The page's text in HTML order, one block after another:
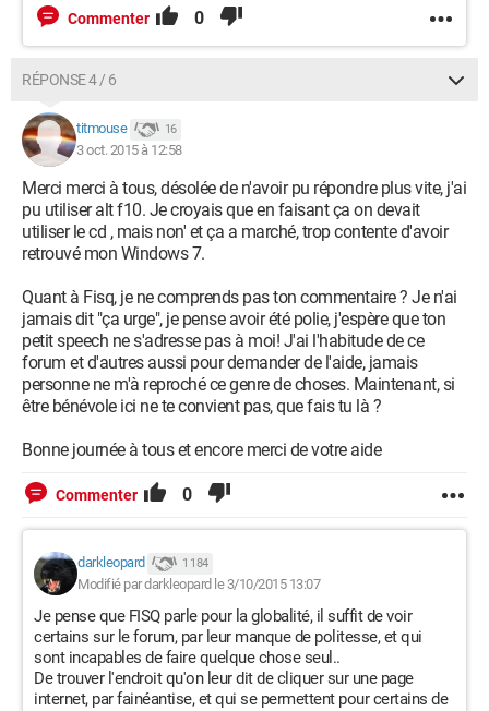
Commenter 0
RÉPONSE 4 / 6
titmouse 16
3 oct. 2015 à 12:58
Merci merci à tous, désolée de n'avoir pu répondre plus vite, j'ai
pu utiliser alt f10. Je croyais que en faisant ça on devait
utiliser le cd , mais non' et ça a marché, trop contente d'avoir
retrouvé mon Windows 7.
Quant à Fisq, je ne comprends pas ton commentaire ? Je n'ai
jamais dit "ça urge", je pense avoir été polie, j'espère que ton
petit speech ne s'adresse pas à moi! J'ai l'habitude de ce
forum et d'autres aussi pour demander de l'aide, jamais
personne ne m'à reproché ce genre de choses. Maintenant, si
être bénévole ici ne te convient pas, que fais tu là ?
Bonne journée à tous et encore merci de votre aide
Commenter 0
darkleopard 1 184
Modifié par darkleopard le 3/10/2015 13:07
Je pense que FISQ parle pour la globalité, il suffit de voir
certains sur le forum, par leur manque de politesse, et qui
sont incapables de faire quelque chose seul..
De trouver l'endroit qu'on leur dit de cliquer sur une page
internet, par fainéantise, et qui se permettent pour certains de